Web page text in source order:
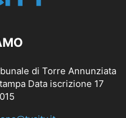
di Torre Annunziata
Data iscrizione 17